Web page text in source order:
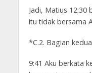
Jadi, Matius 12:30
itu tidak bersama
*C.2. Bagian
9:41 Aku berkata